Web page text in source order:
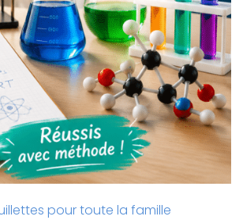
pour toute la famille